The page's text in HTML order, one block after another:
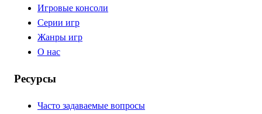
Игровые консоли
Серии игр
Жанры игр
О нас
Ресурсы
Часто задаваемые вопросы